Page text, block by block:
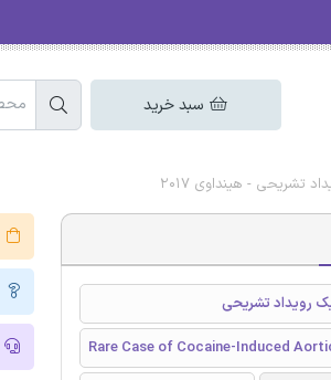
سبد خرید
تشریحی - هینداوی 2017
رویداد تشریحی
Rare Case of Cocaine-Induced